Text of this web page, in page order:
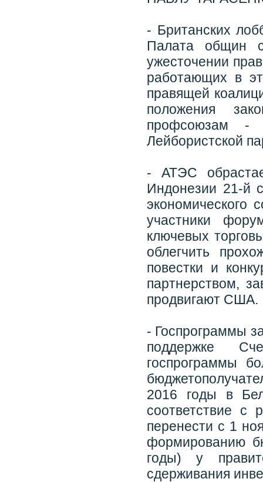
- Британских
Палата общин
ужесточении
работающих в
правящей
положения
профсоюзам -
Лейбористской
- АТЭС
Индонезии 21-й
экономического
участники
ключевых
облегчить
повестки и
партнерством,
продвигают США.
- Госпрограммы
поддержке
госпрограммы
2016 годы в
соответствие с
перенести с 1
формированию
годы) у
сдерживания